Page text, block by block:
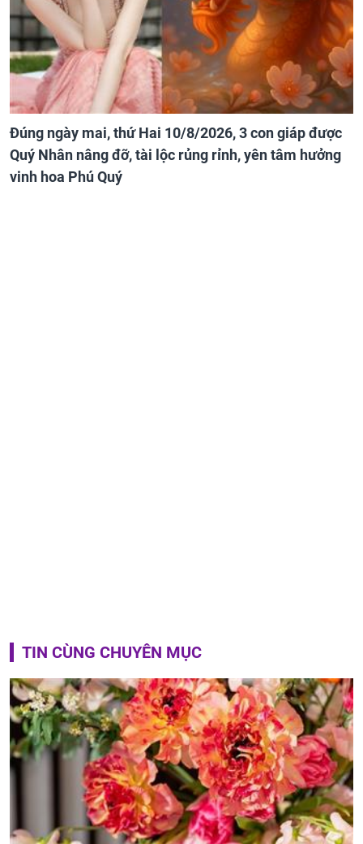
Đúng ngày mai, thứ Hai 10/8/2026, 3 con giáp được
Quý Nhân nâng đỡ, tài lộc rủng rỉnh, yên tâm hưởng
vinh hoa Phú Quý
TIN CÙNG CHUYÊN MỤC